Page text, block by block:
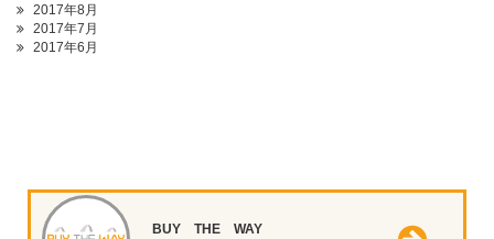
2017年8月
2017年7月
2017年6月
BUY THE WAY